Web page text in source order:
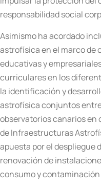
responsabilidad social
Asimismo ha acordado
astrofísica en el marco de
educativas y
curriculares en los
la identificación y
astrofísica conjuntos
observatorios canarios en
de Infraestructuras
apuesta por el despliegue
renovación de
consumo y